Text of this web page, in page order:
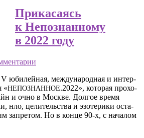
Прикасаясь
к Непознанному
в 2022 году
юби­лей­ная, меж­ду­на­род­ная и интер­
«НЕПОЗНАННОЕ.2022», кото­рая про­хо­
и очно в Москве. Дол­гое вре­мя
нло, цели­тель­ства и эзо­те­ри­ки оста­
запре­том. Но в кон­це 90‑х, с нача­лом